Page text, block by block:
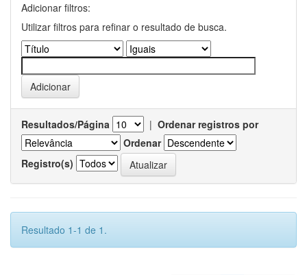
Adicionar filtros:
Utilizar filtros para refinar o resultado de busca.
Resultados/Página | Ordenar registros por
Ordenar
Registro(s)
Resultado 1-1 de 1.